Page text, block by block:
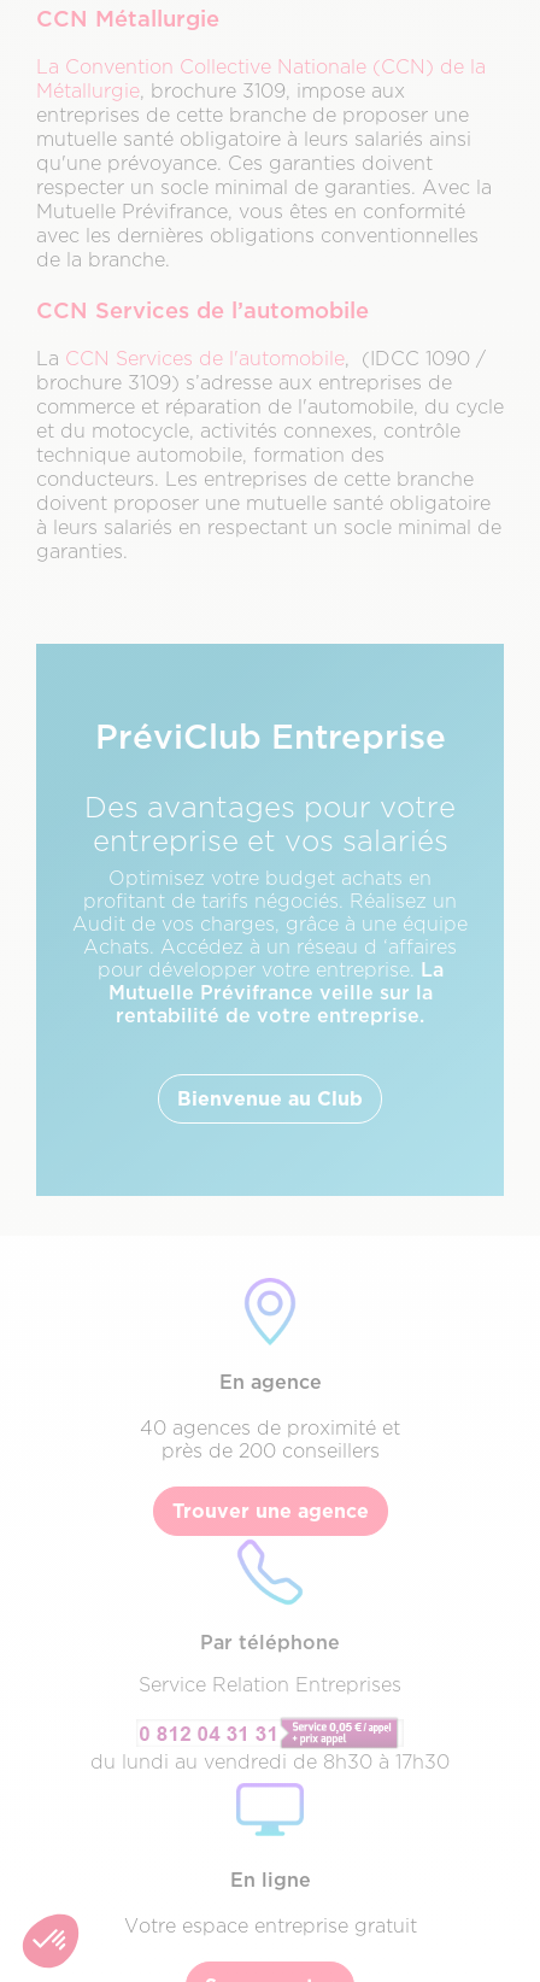
CCN Métallurgie
La Convention Collective Nationale (CCN) de la
Métallurgie , brochure 3109, impose aux
entreprises de cette branche de proposer une
mutuelle santé obligatoire à leurs salariés ainsi
qu'une prévoyance. Ces garanties doivent
respecter un socle minimal de garanties. Avec la
Mutuelle Prévifrance, vous êtes en conformité
avec les dernières obligations conventionnelles
de la branche.
CCN Services de l’automobile
La CCN Services de l'automobile , (IDCC 1090 /
brochure 3109) s’adresse aux entreprises de
commerce et réparation de l'automobile, du cycle
et du motocycle, activités connexes, contrôle
technique automobile, formation des
conducteurs. Les entreprises de cette branche
doivent proposer une mutuelle santé obligatoire
à leurs salariés en respectant un socle minimal de
garanties.
Texte
Description
PréviClub Entreprise
Des avantages pour votre
entreprise et vos salariés
Optimisez votre budget achats en
profitant de tarifs négociés. Réalisez un
Audit de vos charges, grâce à une équipe
Achats. Accédez à un réseau d ‘affaires
pour développer votre entreprise. La
Mutuelle Prévifrance veille sur la
rentabilité de votre entreprise.
Bienvenue au Club
En agence
40 agences de proximité et
près de 200 conseillers
Trouver une agence
Par téléphone
Service Relation Entreprises
du lundi au vendredi de 8h30 à 17h30
En ligne
Votre espace entreprise gratuit